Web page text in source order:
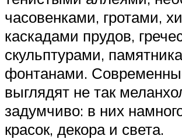
часовенками, гротами,
каскадами прудов,
скульптурами,
фонтанами.
выглядят не так
задумчиво: в них
красок, декора и света.